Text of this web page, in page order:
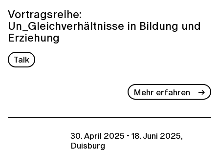
Vortragsreihe:
Un_Gleichverhältnisse in Bildung und
Erziehung
Talk
Mehr erfahren
30. April 2025 - 18. Juni 2025,
Duisburg